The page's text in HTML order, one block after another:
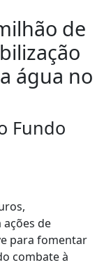
de
água no
Fundo
de
para fomentar
combate à